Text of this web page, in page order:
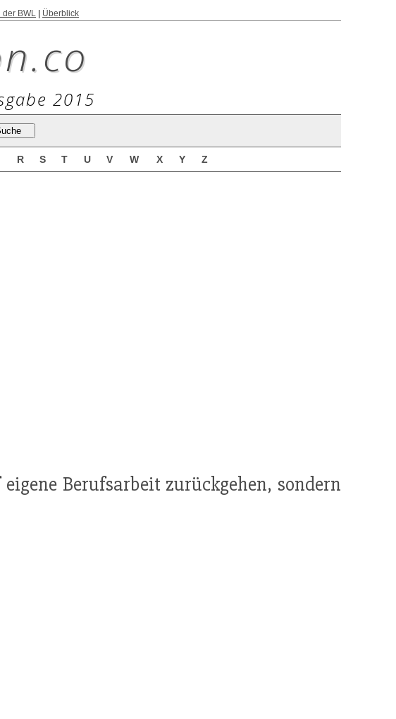
der BWL Überblick
2015
R S T U V W X Y Z
Berufsarbeit zurückgehen, sondern